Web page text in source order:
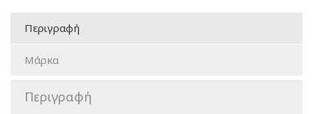
Περιγραφή
Μάρκα
Περιγραφή